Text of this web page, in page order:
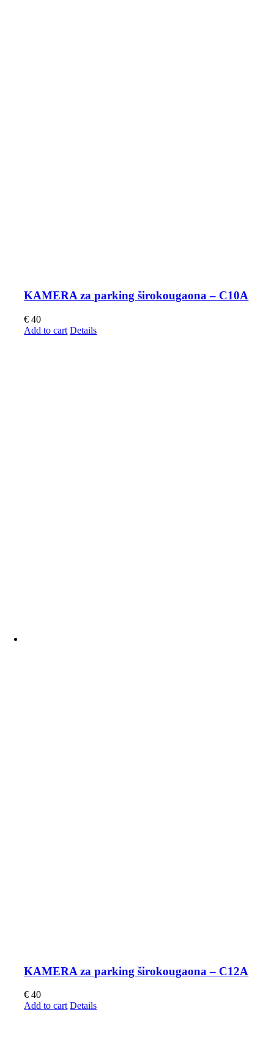
KAMERA za parking širokougaona – C10A
€ 40
Add to cart Details
KAMERA za parking širokougaona – C12A
€ 40
Add to cart Details